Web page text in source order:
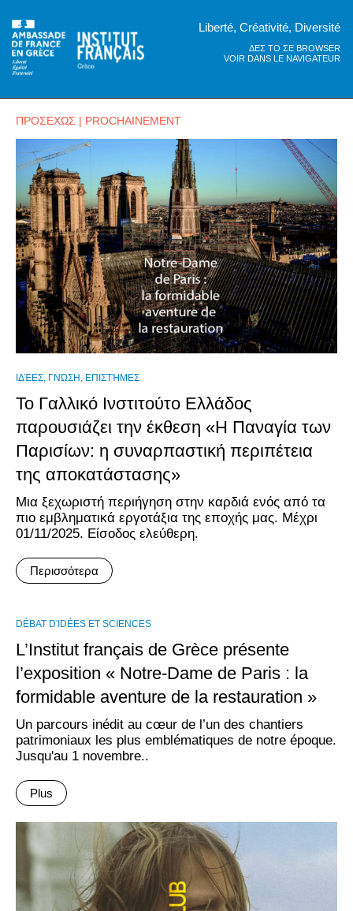
Liberté, Créativité, Diversité
ΔΕΣ ΤΟ ΣΕ BROWSER
VOIR DANS LE NAVIGATEUR
ΠΡΟΣΕΧΩΣ | PROCHAINEMENT
ΙΔΈΕΣ, ΓΝΏΣΗ, ΕΠΙΣΤΉΜΕΣ
Το Γαλλικό Ινστιτούτο Ελλάδος
παρουσιάζει την έκθεση «Η Παναγία των
Παρισίων: η συναρπαστική περιπέτεια
της αποκατάστασης»
Μια ξεχωριστή περιήγηση στην καρδιά ενός από τα
πιο εμβληματικά εργοτάξια της εποχής μας. Μέχρι
01/11/2025. Είσοδος ελεύθερη.
Περισσότερα
DÉBAT D'IDÉES ET SCIENCES
L’Institut français de Grèce présente
l’exposition « Notre-Dame de Paris : la
formidable aventure de la restauration »
Un parcours inédit au cœur de l’un des chantiers
patrimoniaux les plus emblématiques de notre époque.
Jusqu'au 1 novembre..
Plus